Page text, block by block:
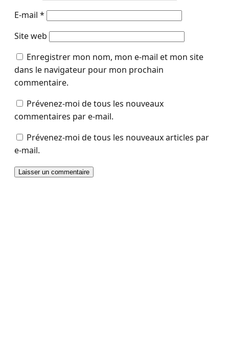
E-mail *
Site web
Enregistrer mon nom, mon e-mail et mon site
dans le navigateur pour mon prochain
commentaire.
Prévenez-moi de tous les nouveaux
commentaires par e-mail.
Prévenez-moi de tous les nouveaux articles par
e-mail.